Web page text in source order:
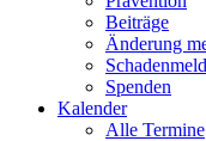
Beiträge
Änderung
Spenden
Kalender
Alle Termine